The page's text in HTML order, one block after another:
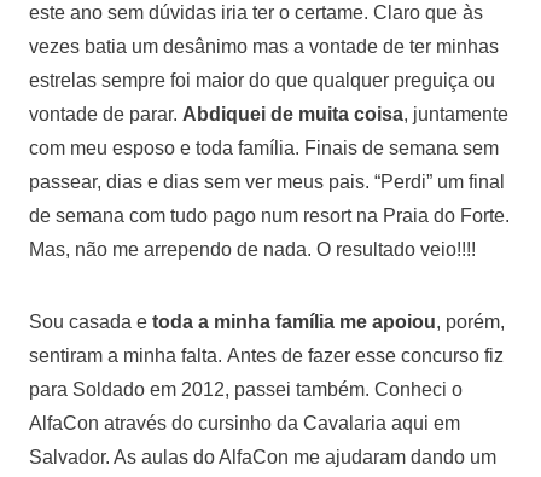
este ano sem dúvidas iria ter o certame. Claro que às
vezes batia um desânimo mas a vontade de ter minhas
estrelas sempre foi maior do que qualquer preguiça ou
vontade de parar. Abdiquei de muita coisa, juntamente
com meu esposo e toda família. Finais de semana sem
passear, dias e dias sem ver meus pais. “Perdi” um final
de semana com tudo pago num resort na Praia do Forte.
Mas, não me arrependo de nada. O resultado veio!!!!
Sou casada e toda a minha família me apoiou, porém,
sentiram a minha falta. Antes de fazer esse concurso fiz
para Soldado em 2012, passei também. Conheci o
AlfaCon através do cursinho da Cavalaria aqui em
Salvador. As aulas do AlfaCon me ajudaram dando um